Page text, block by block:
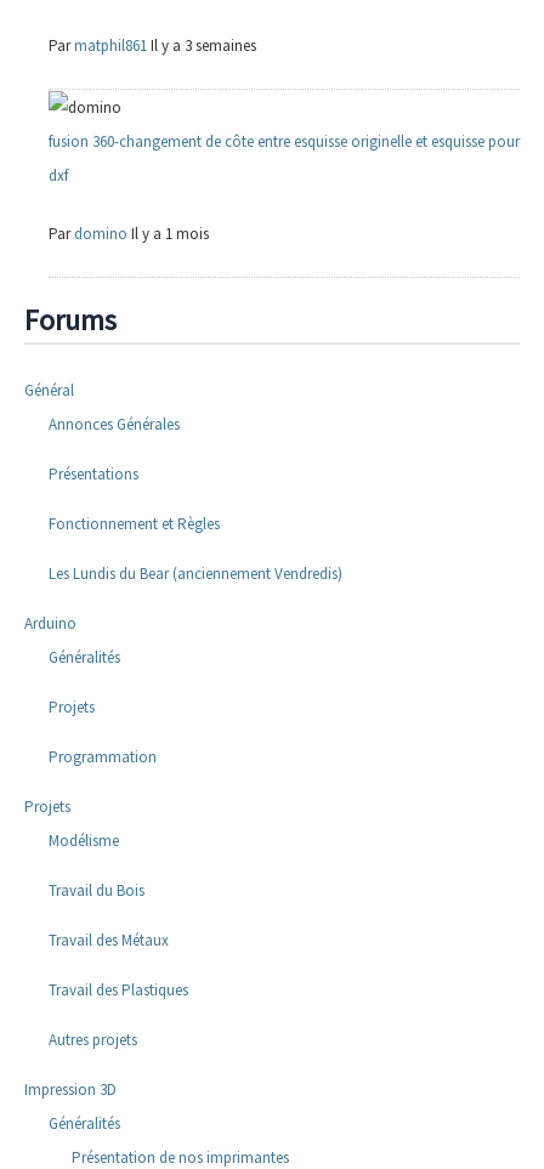
Parmatphil861Il y a 3 semaines
fusion 360-changement de côte entre esquisse originelle et esquisse pour
dxf
Pardomino Il y a 1 mois
Forums
Général
Annonces Générales
Présentations
Fonctionnement et Règles
Les Lundis du Bear (anciennement Vendredis)
Arduino
Généralités
Projets
Programmation
Projets
Modélisme
Travail du Bois
Travail des Métaux
Travail des Plastiques
Autres projets
Impression 3D
Généralités
Présentation de nos imprimantes